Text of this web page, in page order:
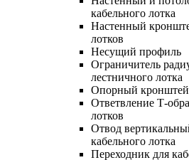
кабельного лотка
Настенный
лотков
Несущий профиль
Ограничитель
лестничного лотка
Опорный
Ответвление Т-
лотков
Отвод
кабельного лотка
Переходник для